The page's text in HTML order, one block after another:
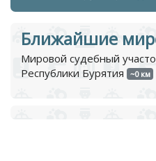
Ближайшие
Мировой судебный
Республики Бурятия
~0 км